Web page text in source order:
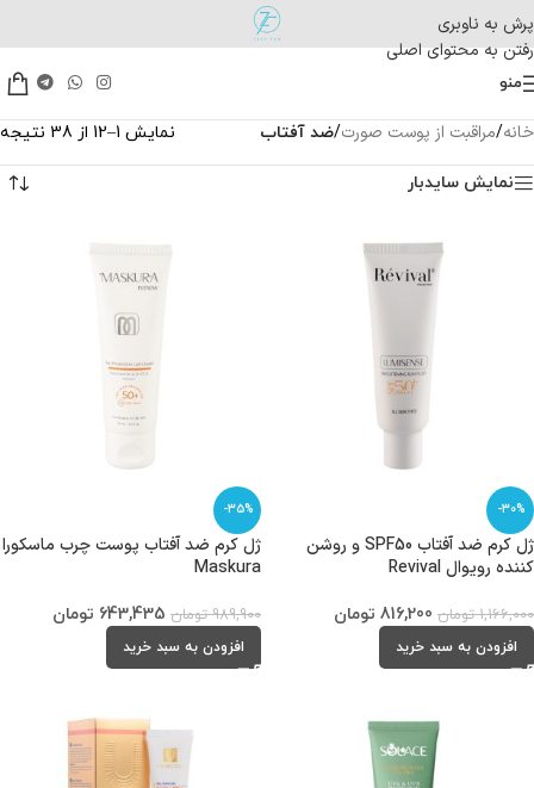
پرش به ناوبری
رفتن به محتوای اصلی
منو
خانه/مراقبت از پوست صورت/ضد آفتاب نمایش 1–12 از 38 نتیجه
نمایش سایدبار
-30%
ژل کرم ضد آفتاب SPF50 و روشن
کننده رویوال Revival
1,166,000 تومان 816,200 تومان
افزودن به سبد خرید
-35%
ژل کرم ضد آفتاب پوست چرب ماسکورا
Maskura
989,900 تومان 643,435 تومان
افزودن به سبد خرید